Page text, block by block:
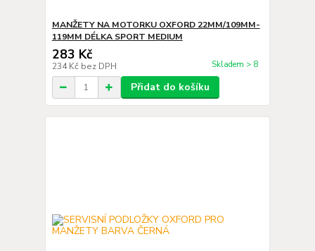
MANŽETY NA MOTORKU OXFORD 22MM/109MM-
119MM DÉLKA SPORT MEDIUM
283 Kč
234 Kč bez DPH Skladem > 8
Přidat do košíku